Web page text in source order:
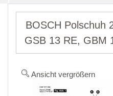
BOSCH Polschuh
GSB 13 RE, GBM
Ansicht vergrößern